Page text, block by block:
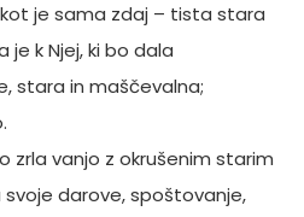
je sama zdaj – tista stara
je k Njej, ki bo dala
stara in maščevalna;
zrla vanjo z okrušenim starim
darove, spoštovanje,